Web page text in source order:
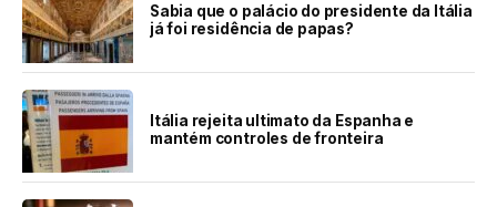
Sabia que o palácio do presidente da Itália
já foi residência de papas?
Itália rejeita ultimato da Espanha e
mantém controles de fronteira